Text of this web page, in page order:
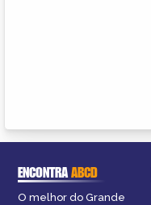
ENCONTRAABCD
O melhor do Grande